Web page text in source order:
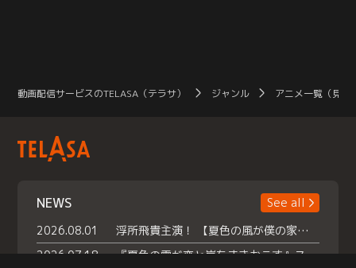
動画配信サービスのTELASA（テラサ） ジャンル アニメ一覧（見放
NEWS
See all
2026.08.01
浮所飛貴主演！ 【夏色の風が僕の家にやってきた】 本日よりテラサで独占配信スタート！
2026.07.18
『夏色の雲が恋と嵐をまきおこす』スペシャルメイキング 【Part1】2026年７月18日（土）23時30分～配信スタート！話題のシーンの裏側を大公開！豪華キャスト大集合！ 『武宮家 真夏の家族会議』開催！